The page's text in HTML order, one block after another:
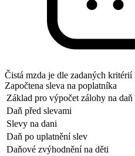
Čistá mzda je dle zadaných kritérií
Započtena sleva na poplatníka
Základ pro výpočet zálohy na daň
Daň před slevami
Slevy na dani
Daň po uplatnění slev
Daňové zvýhodnění na děti